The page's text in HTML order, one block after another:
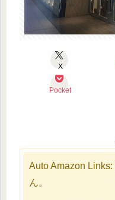
X
Pocket
Auto Amazon
ん。